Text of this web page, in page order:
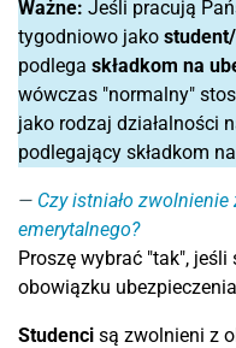
Ważne: Jeśli pracują
tygodniowo jako student
podlega składkom na
wówczas "normalny"
jako rodzaj działalności
podlegający składkom
Czy istniało
emerytalnego?
Proszę wybrać "tak",
obowiązku
Studenci są zwolnieni z